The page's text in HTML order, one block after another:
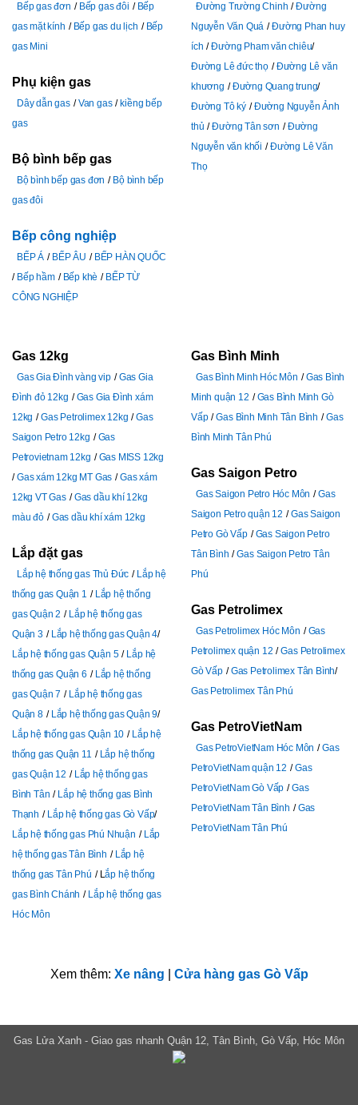
Bếp gas đơn Bếp gas đôi
Bếp
gas mặt kính
Bếp gas du lịch
Bếp
gas Mini
Phụ kiện gas
Dây dẫn gas Van gas
kiềng bếp
gas
Bộ bình bếp gas
Bộ bình bếp gas đơn
Bộ bình bếp
gas đôi
Bếp công nghiệp
BẾP Á BẾP ÂU
BẾP HÀN QUỐC
Bếp hầm
Bếp khè
BẾP TỪ
CÔNG NGHIỆP
Đường Trường Chinh
Đường
Nguyễn Văn Quá
Đường Phan huy
ích
Đường Pham văn chiêu
Đường Lê đức thọ
Đường Lê văn
khương
Đường Quang trung
Đường Tô ký
Đường Nguyễn Ảnh
thủ
Đường Tân sơn
Đường
Nguyễn văn khối
Đường Lê Văn
Thọ
Gas 12kg
Gas Gia Đình vàng vip
Gas Gia
Đình đỏ 12kg
Gas Gia Đình xám
12kg
Gas Petrolimex 12kg
Gas
Saigon Petro 12kg
Gas
Petrovietnam 12kg
Gas MISS 12kg
Gas xám 12kg MT Gas
Gas xám
12kg VT Gas
Gas dầu khí 12kg
màu đỏ
Gas dầu khí xám 12kg
Lắp đặt gas
Lắp hệ thống gas Thủ Đức
Lắp hệ
thống gas Quận 1
Lắp hệ thống
gas Quận 2
Lắp hệ thống gas
Quận 3
Lắp hệ thống gas Quận 4
Lắp hệ thống gas Quận 5
Lắp hệ
thống gas Quận 6
Lắp hệ thống
gas Quận 7
Lắp hệ thống gas
Quận 8
Lắp hệ thống gas Quận 9
Lắp hệ thống gas Quận 10
Lắp hệ
thống gas Quận 11
Lắp hệ thống
gas Quận 12
Lắp hệ thống gas
Bình Tân
Lắp hệ thống gas Bình
Thạnh
Lắp hệ thống gas Gò Vấp
Lắp hệ thống gas Phú Nhuận
Lắp
hệ thống gas Tân Bình
Lắp hệ
thống gas Tân Phú
Lắp hệ thống
gas Bình Chánh
Lắp hệ thống gas
Hóc Môn
Gas Bình Minh
Gas Bình Minh Hóc Môn
Gas Bình
Minh quận 12
Gas Bình Minh Gò
Vấp
Gas Bình Minh Tân Bình
Gas
Bình Minh Tân Phú
Gas Saigon Petro
Gas Saigon Petro Hóc Môn
Gas
Saigon Petro quận 12
Gas Saigon
Petro Gò Vấp
Gas Saigon Petro
Tân Bình
Gas Saigon Petro Tân
Phú
Gas Petrolimex
Gas Petrolimex Hóc Môn
Gas
Petrolimex quận 12
Gas Petrolimex
Gò Vấp
Gas Petrolimex Tân Bình
Gas Petrolimex Tân Phú
Gas PetroVietNam
Gas PetroVietNam Hóc Môn
Gas
PetroVietNam quận 12
Gas
PetroVietNam Gò Vấp
Gas
PetroVietNam Tân Bình
Gas
PetroVietNam Tân Phú
Xem thêm: Xe nâng Cửa hàng gas Gò Vấp
Gas Lửa Xanh - Giao gas nhanh Quận 12, Tân Bình, Gò Vấp, Hóc Môn